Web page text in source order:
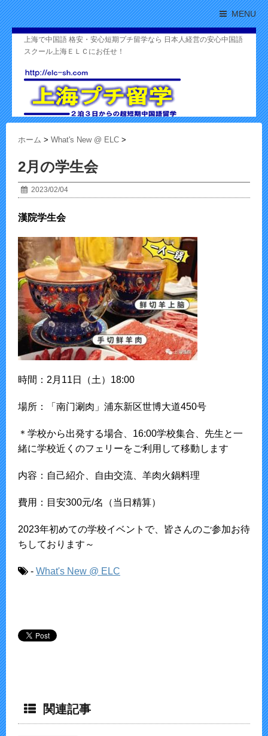
MENU
上海で中国語 格安・安心短期プチ留学なら 日本人経営の安心中国語
スクール上海ＥＬＣにお任せ！
ホーム > What's New @ ELC >
2月の学生会
2023/02/04
漢院学生会
時間：2月11日（土）18:00
場所：「南门涮肉」浦东新区世博大道450号
＊学校から出発する場合、16:00学校集合、先生と一
緒に学校近くのフェリーをご利用して移動します
内容：自己紹介、自由交流、羊肉火鍋料理
費用：目安300元/名（当日精算）
2023年初めての学校イベントで、皆さんのご参加お待
ちしております～
- What's New @ ELC
関連記事